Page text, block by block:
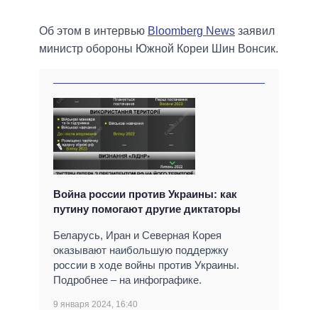
Об этом в интервью Bloomberg News заявил
министр обороны Южной Кореи Шин Вонсик.
Война россии против Украины: как
путину помогают другие диктаторы
Беларусь, Иран и Северная Корея
оказывают наибольшую поддержку
россии в ходе войны против Украины.
Подробнее – на инфографике.
9 января 2024, 16:40